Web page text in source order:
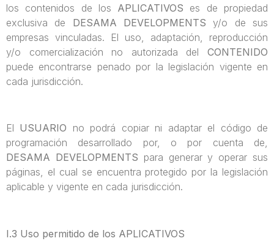
los contenidos de los APLICATIVOS es de propiedad
exclusiva de DESAMA DEVELOPMENTS y/o de sus
empresas vinculadas. El uso, adaptación, reproducción
y/o comercialización no autorizada del CONTENIDO
puede encontrarse penado por la legislación vigente en
cada jurisdicción.
El USUARIO no podrá copiar ni adaptar el código de
programación desarrollado por, o por cuenta de,
DESAMA DEVELOPMENTS para generar y operar sus
páginas, el cual se encuentra protegido por la legislación
aplicable y vigente en cada jurisdicción.
I.3 Uso permitido de los APLICATIVOS